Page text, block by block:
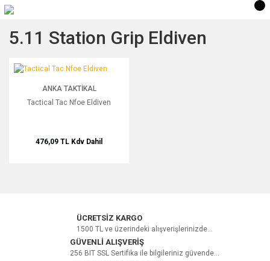
5.11 Station Grip Eldiven
Tactical Tac Nfoe Eldiven
ANKA TAKTIKAL
Tactical Tac Nfoe Eldiven
476,09 TL Kdv Dahil
ÜCRETSİZ KARGO
1500 TL ve üzerindeki alışverişlerinizde...
GÜVENLİ ALIŞVERİŞ
256 BIT SSL Sertifika ile bilgileriniz güvende...